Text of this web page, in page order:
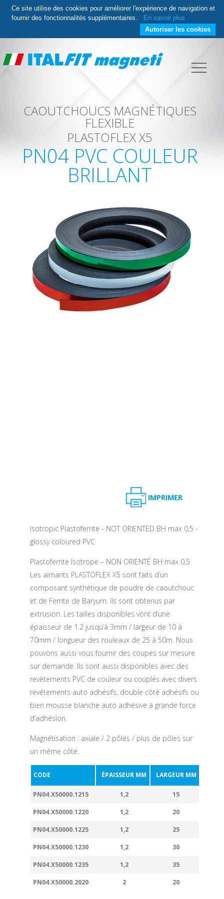
CAOUTCHOUCS MAGNÉTIQUES
FLEXIBLE
PLASTOFLEX X5
PN04 PVC COULEUR
BRILLANT
IMPRIMER
Isotropic Plastoferrite - NOT ORIENTED BH max 0,5 -
glossy coloured PVC
Plastoferrite Isotrope – NON ORIENTÉ BH max 0,5
Les aimants PLASTOFLEX X5 sont faits d’un
composant synthétique de poudre de caoutchouc
et de Ferrite de Baryum. Ils sont obtenus par
extrusion. Les tailles disponibles vont d’une
épaisseur de 1.2 jusqu’à 3mm / largeur de 10 à
70mm / longueur des rouleaux de 25 à 50m. Nous
pouvons aussi vous fournir des coupes sur mesure
sur demande. Ils sont aussi disponibles avec des
revêtements PVC de couleur ou couplés avec divers
revêtements auto adhésifs, double côté adhésifs ou
bien mousse blanche auto adhésive à grande force
d’adhésion.
Magnétisation : axiale / 2 pôles / plus de pôles sur
un même côté.
CODE ÉPAISSEUR MM LARGEUR MM
PN04.X50000.1215 1,2 15
PN04.X50000.1220 1,2 20
PN04.X50000.1225 1,2 25
PN04.X50000.1230 1,2 30
PN04.X50000.1235 1,2 35
PN04.X50000.2020 2 20
Ce site utilise des cookies pour améliorer l'expérience de navigation et
fournir des fonctionnalités supplémentaires.
En savoir plus
Autoriser les cookies